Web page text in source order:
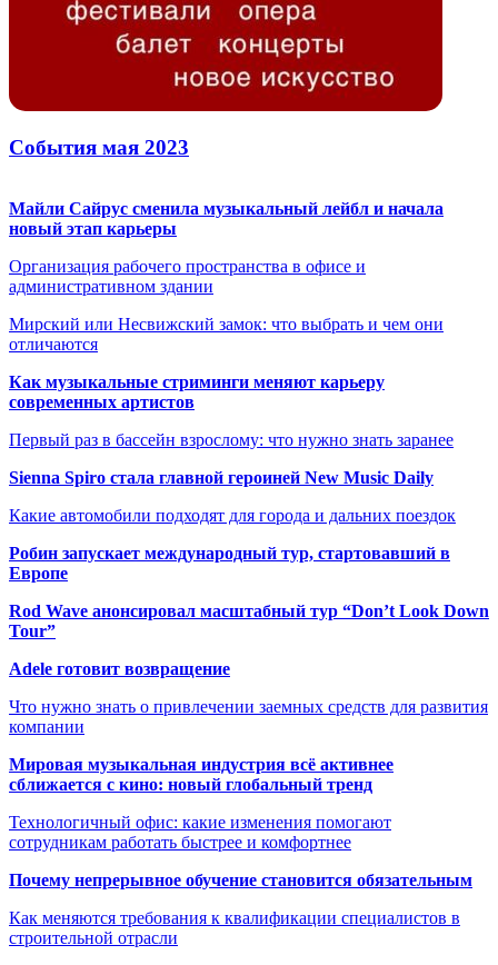
События мая 2023
Майли Сайрус сменила музыкальный лейбл и начала
новый этап карьеры
Организация рабочего пространства в офисе и
административном здании
Мирский или Несвижский замок: что выбрать и чем они
отличаются
Как музыкальные стриминги меняют карьеру
современных артистов
Первый раз в бассейн взрослому: что нужно знать заранее
Sienna Spiro стала главной героиней New Music Daily
Какие автомобили подходят для города и дальних поездок
Робин запускает международный тур, стартовавший в
Европе
Rod Wave анонсировал масштабный тур “Don’t Look Down
Tour”
Adele готовит возвращение
Что нужно знать о привлечении заемных средств для развития
компании
Мировая музыкальная индустрия всё активнее
сближается с кино: новый глобальный тренд
Технологичный офис: какие изменения помогают
сотрудникам работать быстрее и комфортнее
Почему непрерывное обучение становится обязательным
Как меняются требования к квалификации специалистов в
строительной отрасли